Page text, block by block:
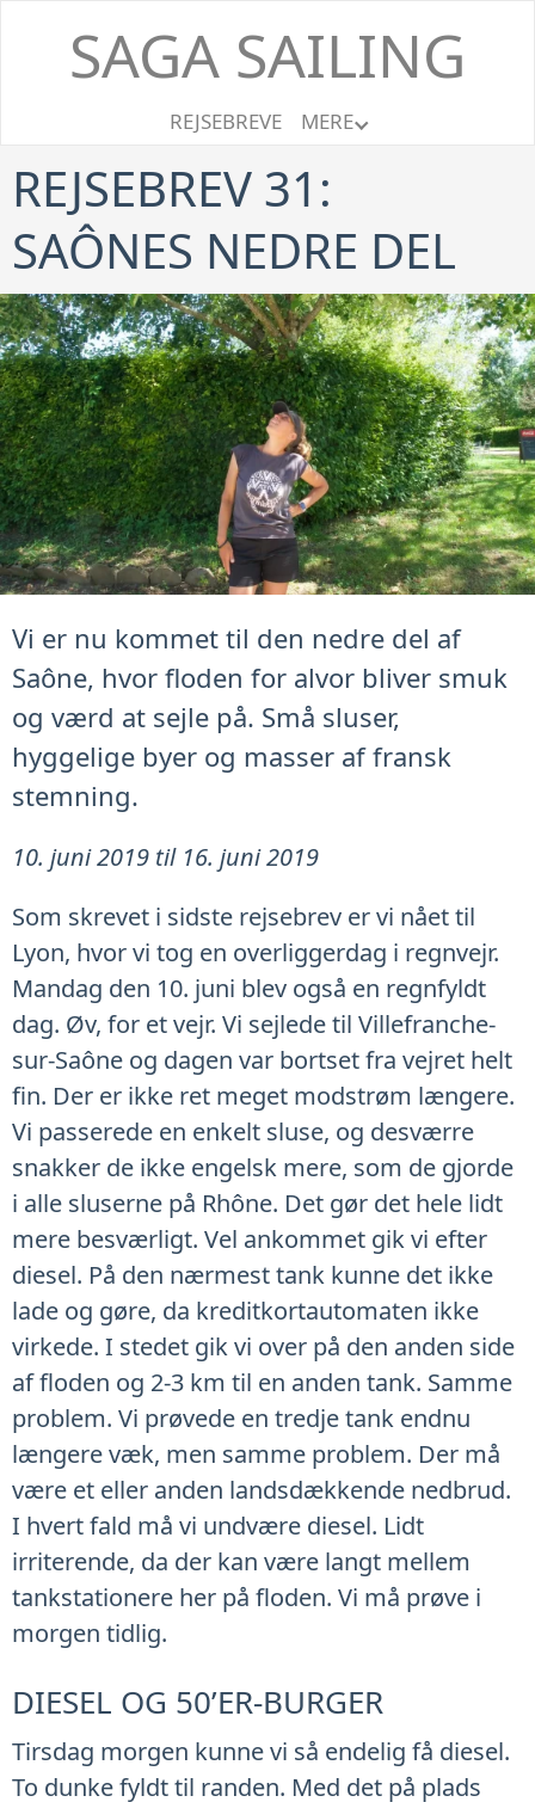
SAGA SAILING
REJSEBREVE MERE
REJSEBREV 31:
SAÔNES NEDRE DEL
Vi er nu kommet til den nedre del af
Saône, hvor floden for alvor bliver smuk
og værd at sejle på. Små sluser,
hyggelige byer og masser af fransk
stemning.
10. juni 2019 til 16. juni 2019
Som skrevet i sidste rejsebrev er vi nået til
Lyon, hvor vi tog en overliggerdag i regnvejr.
Mandag den 10. juni blev også en regnfyldt
dag. Øv, for et vejr. Vi sejlede til Villefranche-
sur-Saône og dagen var bortset fra vejret helt
fin. Der er ikke ret meget modstrøm længere.
Vi passerede en enkelt sluse, og desværre
snakker de ikke engelsk mere, som de gjorde
i alle sluserne på Rhône. Det gør det hele lidt
mere besværligt. Vel ankommet gik vi efter
diesel. På den nærmest tank kunne det ikke
lade og gøre, da kreditkortautomaten ikke
virkede. I stedet gik vi over på den anden side
af floden og 2-3 km til en anden tank. Samme
problem. Vi prøvede en tredje tank endnu
længere væk, men samme problem. Der må
være et eller anden landsdækkende nedbrud.
I hvert fald må vi undvære diesel. Lidt
irriterende, da der kan være langt mellem
tankstationere her på floden. Vi må prøve i
morgen tidlig.
DIESEL OG 50’ER-BURGER
Tirsdag morgen kunne vi så endelig få diesel.
To dunke fyldt til randen. Med det på plads